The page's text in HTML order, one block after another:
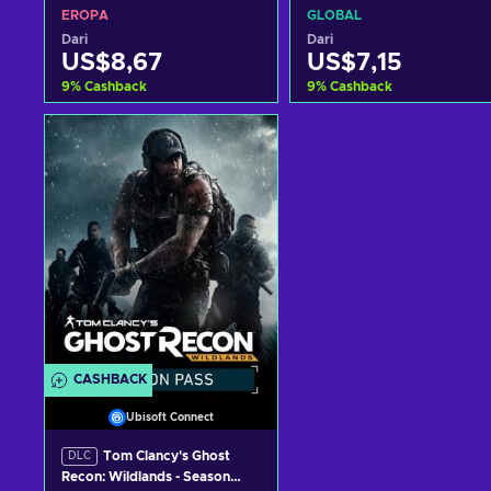
Pass Year 1 (DLC) Uplay Key
EUROPE
EROPA
Dari
US$8,67
9% Cashback
Tambah ke keranjang
Lihat penawaran
Pass Year 2 (DLC) Uplay Key
GLOBAL
GLOBAL
Dari
US$7,15
9% Cashback
CASHBACK
Ubisoft Connect
DLC
Tom Clancy's Ghost
Recon: Wildlands - Season